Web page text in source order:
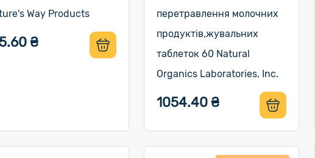
Way Products
₴
перетравлення молочних
продуктів,жувальних
таблеток 60 Natural
Organics Laboratories, Inc.
1054.40 ₴